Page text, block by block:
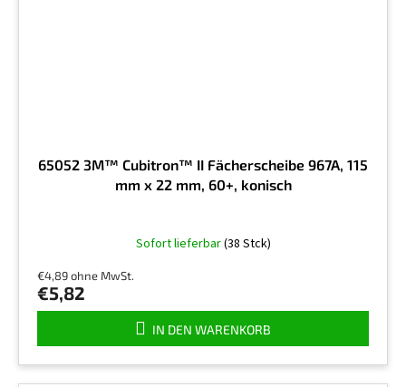
65052 3M™ Cubitron™ II Fächerscheibe 967A, 115
mm x 22 mm, 60+, konisch
Sofort lieferbar(38 Stck)
€4,89 ohne MwSt.
€5,82
IN DEN WARENKORB